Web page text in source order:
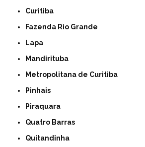
Curitiba
Fazenda Rio Grande
Lapa
Mandirituba
Metropolitana de Curitiba
Pinhais
Piraquara
Quatro Barras
Quitandinha